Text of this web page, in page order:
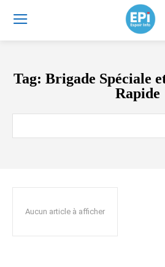
Tag: Brigade Spéciale
Rapide
Aucun article à afficher